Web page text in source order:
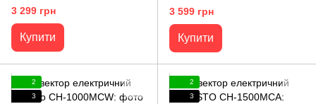
3 299 грн
Купити
3 599 грн
Купити
2
3
2
3